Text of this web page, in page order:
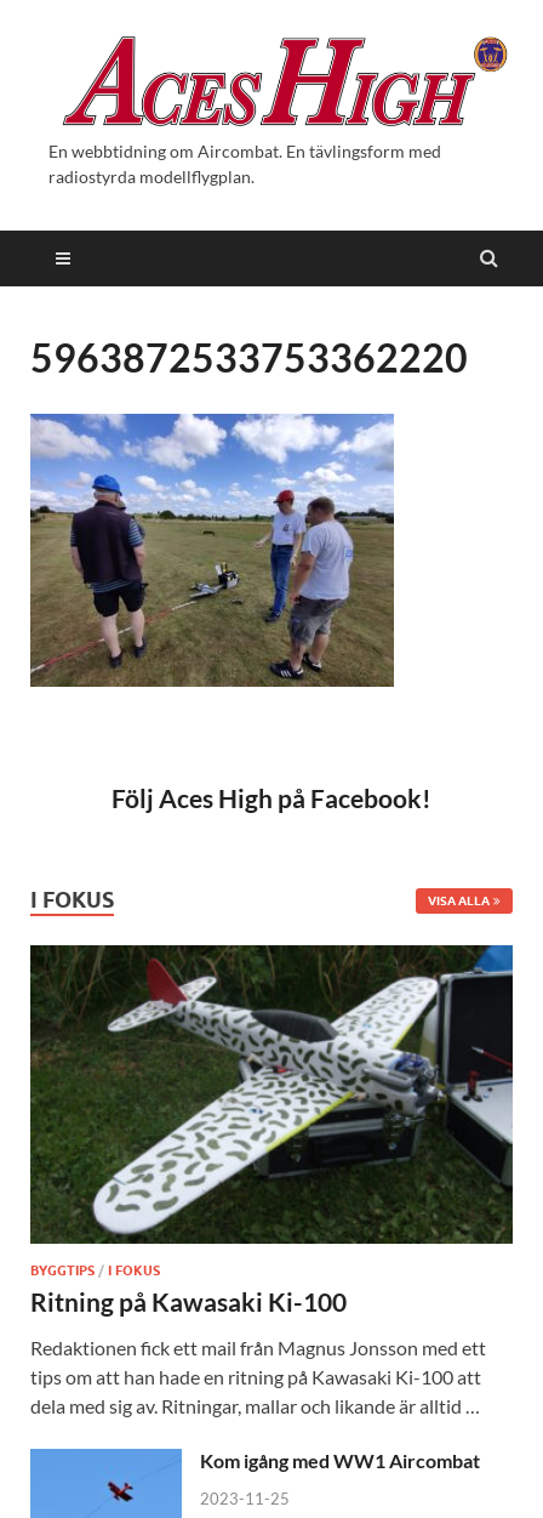
En webbtidning om Aircombat. En tävlingsform med
radiostyrda modellflygplan.
5963872533753362220
Följ Aces High på Facebook!
I FOKUS VISA ALLA
BYGGTIPS / I FOKUS
Ritning på Kawasaki Ki-100
Redaktionen fick ett mail från Magnus Jonsson med ett
tips om att han hade en ritning på Kawasaki Ki-100 att
dela med sig av. Ritningar, mallar och likande är alltid …
Kom igång med WW1 Aircombat
2023-11-25